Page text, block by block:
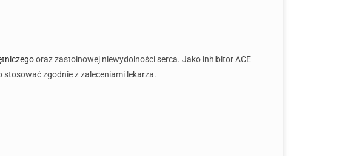
oraz zastoinowej niewydolności serca. Jako inhibitor ACE
stosować zgodnie z zaleceniami lekarza.